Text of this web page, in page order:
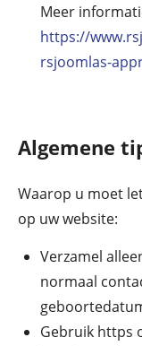
Meer
https://
rsjoomlas-
Algemene
Waarop u moet
op uw website:
Verzamel
normaal
Gebruik https